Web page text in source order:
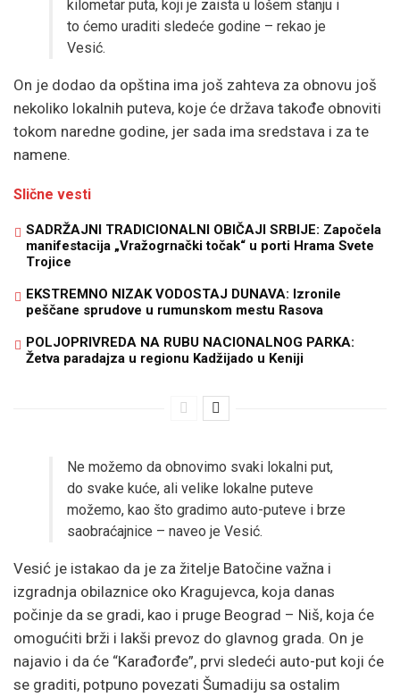
kilometar puta, koji je zaista u lošem stanju i
to ćemo uraditi sledeće godine – rekao je
Vesić.
On je dodao da opština ima još zahteva za obnovu još
nekoliko lokalnih puteva, koje će država takođe obnoviti
tokom naredne godine, jer sada ima sredstava i za te
namene.
Slične vesti
SADRŽAJNI TRADICIONALNI OBIČAJI SRBIJE: Započela
manifestacija „Vražogrnački točak“ u porti Hrama Svete
Trojice
EKSTREMNO NIZAK VODOSTAJ DUNAVA: Izronile
peščane sprudove u rumunskom mestu Rasova
POLJOPRIVREDA NA RUBU NACIONALNOG PARKA:
Žetva paradajza u regionu Kadžijado u Keniji
Ne možemo da obnovimo svaki lokalni put,
do svake kuće, ali velike lokalne puteve
možemo, kao što gradimo auto-puteve i brze
saobraćajnice – naveo je Vesić.
Vesić je istakao da je za žitelje Batočine važna i
izgradnja obilaznice oko Kragujevca, koja danas
počinje da se gradi, kao i pruge Beograd – Niš, koja će
omogućiti brži i lakši prevoz do glavnog grada. On je
najavio i da će “Karađorđe”, prvi sledeći auto-put koji će
se graditi, potpuno povezati Šumadiju sa ostalim